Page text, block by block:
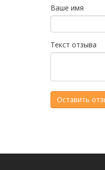
Ваше имя
Текст отзыва